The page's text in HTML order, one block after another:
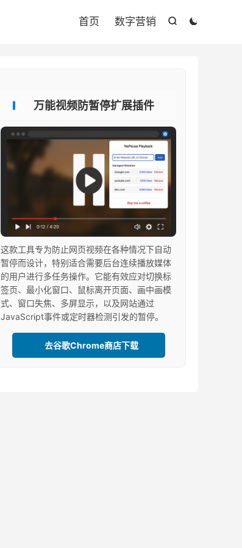


首页 数字营销
万能视频防暂停扩展插件
这款工具专为防止网页视频在各种情况下自动
暂停而设计，特别适合需要后台连续播放媒体
的用户进行多任务操作。它能有效应对切换标
签页、最小化窗口、鼠标离开页面、画中画模
式、窗口失焦、多屏显示，以及网站通过
JavaScript事件或定时器检测引发的暂停。
去谷歌Chrome商店下载